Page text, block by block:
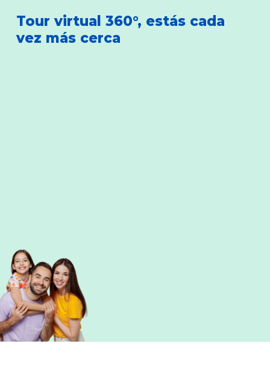
Tour virtual 360°, estás cada
vez más cerca